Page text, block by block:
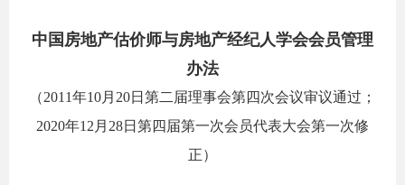
中国房地产估价师与房地产经纪人学会会员管理
办法
（2011年10月20日第二届理事会第四次会议审议通过；
2020年12月28日第四届第一次会员代表大会第一次修
正）